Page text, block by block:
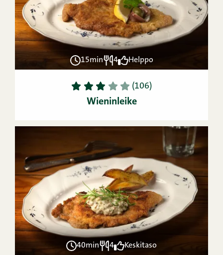
15min 4 Helppo
1 2 3 4 5 (106)
Wieninleike
40min 4 Keskitaso